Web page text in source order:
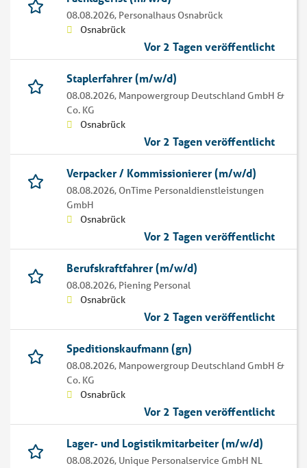
08.08.2026, Personalhaus Osnabrück
Osnabrück
Vor 2 Tagen veröffentlicht
Staplerfahrer (m/w/d)
08.08.2026, Manpowergroup Deutschland GmbH &
Co. KG
Osnabrück
Vor 2 Tagen veröffentlicht
Verpacker / Kommissionierer (m/w/d)
08.08.2026, OnTime Personaldienstleistungen
GmbH
Osnabrück
Vor 2 Tagen veröffentlicht
Berufskraftfahrer (m/w/d)
08.08.2026, Piening Personal
Osnabrück
Vor 2 Tagen veröffentlicht
Speditionskaufmann (gn)
08.08.2026, Manpowergroup Deutschland GmbH &
Co. KG
Osnabrück
Vor 2 Tagen veröffentlicht
Lager- und Logistikmitarbeiter (m/w/d)
08.08.2026, Unique Personalservice GmbH NL